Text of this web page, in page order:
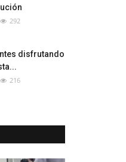
292
disfrutando
216